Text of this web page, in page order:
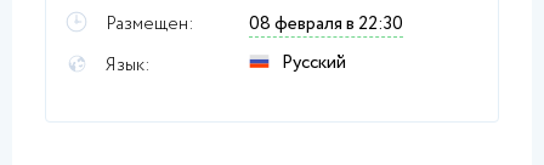
Размещен:
08 февраля в 22:30
Язык:
Русский